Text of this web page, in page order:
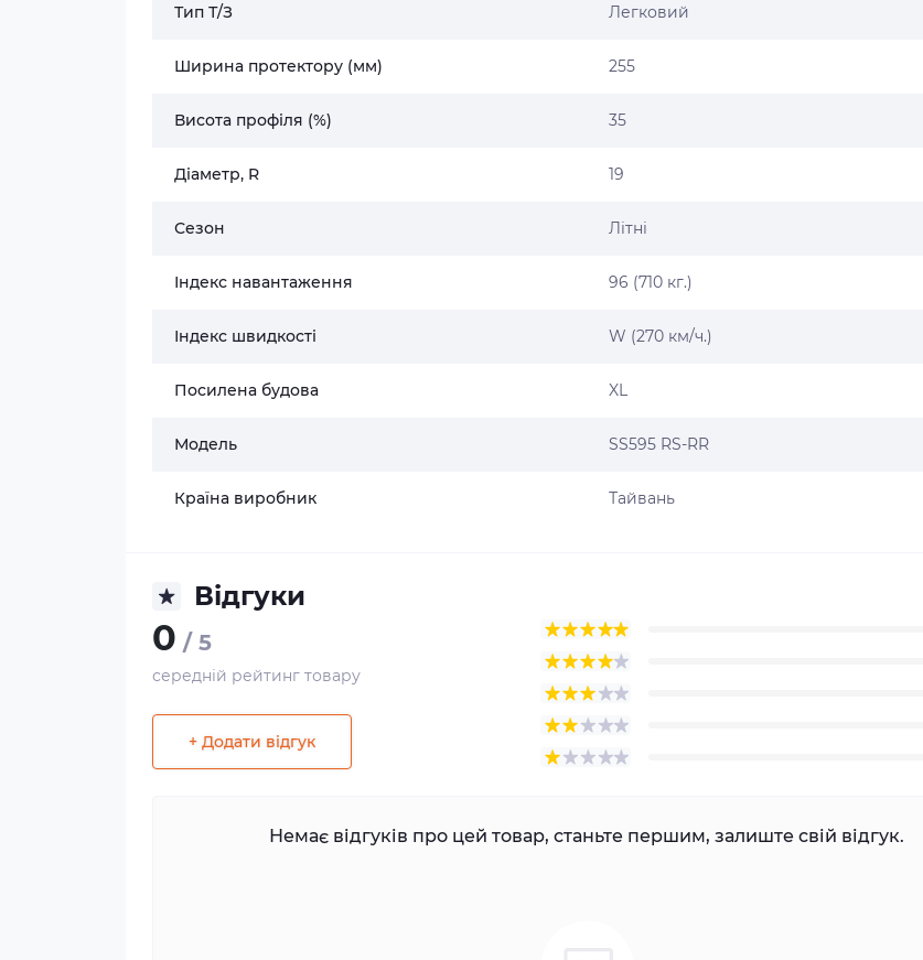
Тип Т/З Легковий
Ширина протектору (мм) 255
Висота профіля (%) 35
Діаметр, R 19
Сезон Літні
Індекс навантаження 96 (710 кг.)
Індекс швидкості W (270 км/ч.)
Посилена будова XL
Модель SS595 RS-RR
Країна виробник Тайвань
Відгуки
0 / 5
середній рейтинг товару
+ Додати відгук
Немає відгуків про цей товар, станьте першим, залиште свій відгук.